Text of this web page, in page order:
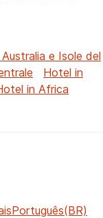
e Isole del
Hotel in
in Africa
Português(BR)